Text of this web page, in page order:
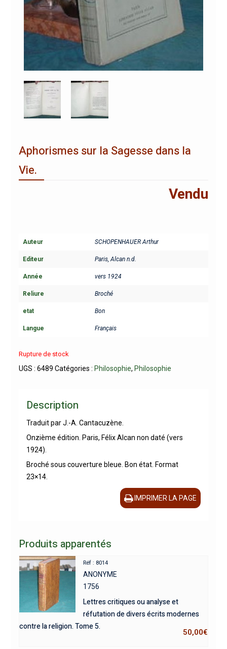
Aphorismes sur la Sagesse dans la
Vie.
Vendu
Auteur SCHOPENHAUER Arthur
Editeur Paris, Alcan n.d.
Année vers 1924
Reliure Broché
etat Bon
Langue Français
Rupture de stock
UGS : 6489 Catégories : Philosophie, Philosophie
Description
Traduit par J.-A. Cantacuzène.
Onzième édition. Paris, Félix Alcan non daté (vers
1924).
Broché sous couverture bleue. Bon état. Format
23×14.
IMPRIMER LA PAGE
Produits apparentés
Réf : 8014
ANONYME
1756
Lettres critiques ou analyse et
réfutation de divers écrits modernes
contre la religion. Tome 5.
50,00€